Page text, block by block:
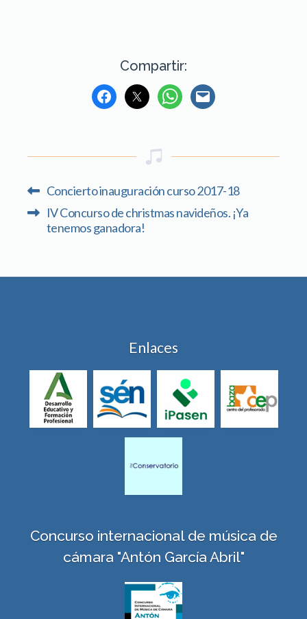
Compartir:
Concierto inauguración curso 2017-18
IV Concurso de christmas navideños. ¡Ya
tenemos ganadora!
Enlaces
Concurso internacional de música de
cámara "Antón García Abril"